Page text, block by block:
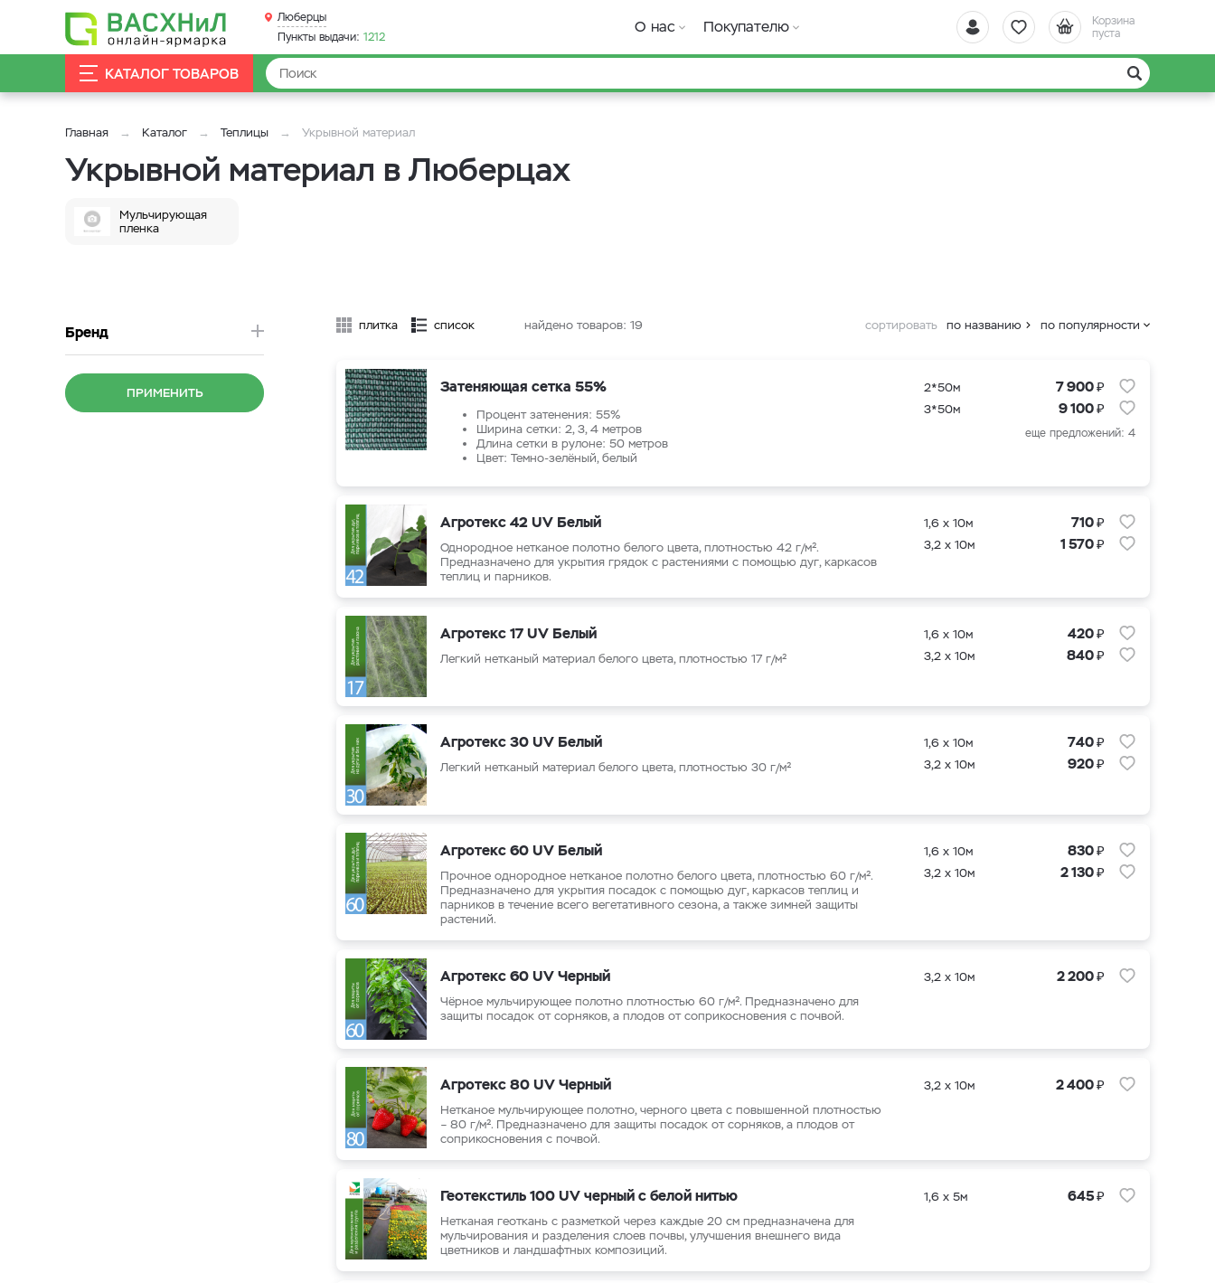
Корзина
пуста
Люберцы
Пункты выдачи: 1212
О нас Покупателю
КАТАЛОГ ТОВАРОВ
Главная Каталог Теплицы Укрывной материал
Укрывной материал в Люберцах
Мульчирующая
пленка
Бренд
ПРИМЕНИТЬ
плитка список найдено товаров: 19 сортировать по названию по популярности
Затеняющая сетка 55%
Процент затенения: 55%
Ширина сетки: 2, 3, 4 метров
Длина сетки в рулоне: 50 метров
Цвет: Темно-зелёный, белый
2*50м 7 900₽
3*50м 9 100₽
еще предложений: 4
Агротекс 42 UV Белый
Однородное нетканое полотно белого цвета, плотностью 42 г/м².
Предназначено для укрытия грядок с растениями с помощью дуг, каркасов
теплиц и парников.
1,6 х 10м 710₽
3,2 х 10м 1 570₽
Агротекс 17 UV Белый
Легкий нетканый материал белого цвета, плотностью 17 г/м²
1,6 х 10м 420₽
3,2 х 10м 840₽
Агротекс 30 UV Белый
Легкий нетканый материал белого цвета, плотностью 30 г/м²
1,6 х 10м 740₽
3,2 х 10м 920₽
Агротекс 60 UV Белый
Прочное однородное нетканое полотно белого цвета, плотностью 60 г/м².
Предназначено для укрытия посадок с помощью дуг, каркасов теплиц и
парников в течение всего вегетативного сезона, а также зимней защиты
растений.
1,6 х 10м 830₽
3,2 х 10м 2 130₽
Агротекс 60 UV Черный
Чёрное мульчирующее полотно плотностью 60 г/м². Предназначено для
защиты посадок от сорняков, а плодов от соприкосновения с почвой.
3,2 х 10м 2 200₽
Агротекс 80 UV Черный
Нетканое мульчирующее полотно, черного цвета с повышенной плотностью
– 80 г/м². Предназначено для защиты посадок от сорняков, а плодов от
соприкосновения с почвой.
3,2 х 10м 2 400₽
Геотекстиль 100 UV черный с белой нитью
Нетканая геоткань с разметкой через каждые 20 см предназначена для
мульчирования и разделения слоев почвы, улучшения внешнего вида
цветников и ландшафтных композиций.
1,6 х 5м 645₽